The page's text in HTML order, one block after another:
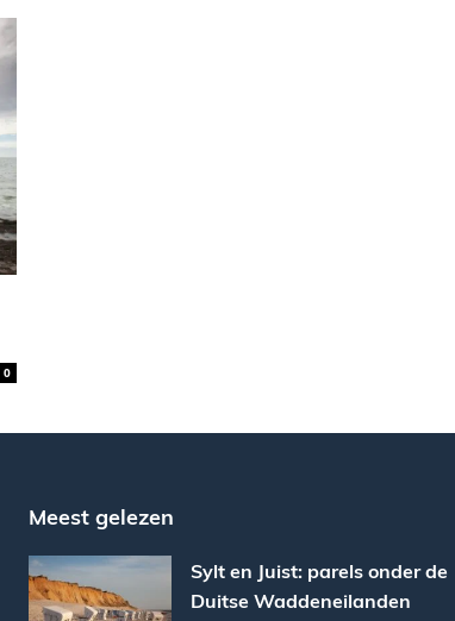
0
Meest gelezen
Sylt en Juist: parels onder de
Duitse Waddeneilanden